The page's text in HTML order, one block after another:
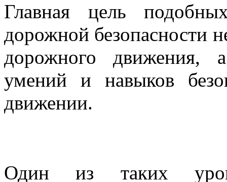
Главная цель
дорожной безопасности
дорожного движения,
умений и навыков
движении.
Один из таких